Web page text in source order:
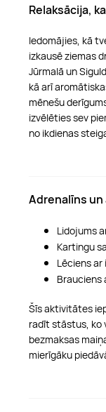
Relaksācija,
Iedomājies, kā
izkausē ziemas
Jūrmalā un
kā arī
mēnešu
izvēlēties sev
no ikdienas
Adrenalīns
Lidojums
Kartingu
Lēciens
Brauciens
Šīs aktivitātes
radīt stāstus, ko
bezmaksas
mierīgāku